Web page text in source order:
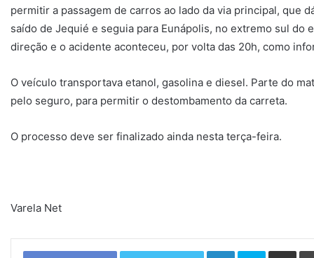
permitir a passagem de carros ao lado da via principal, que
saído de Jequié e seguia para Eunápolis, no extremo sul
direção e o acidente aconteceu, por volta das 20h, como
O veículo transportava etanol, gasolina e diesel. Parte do
pelo seguro, para permitir o destombamento da carreta.
O processo deve ser finalizado ainda nesta terça-feira.
Varela Net
Linkedin Skype